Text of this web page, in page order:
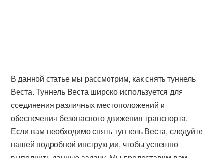
В данной статье мы рассмотрим, как снять туннель
Веста. Туннель Веста широко используется для
соединения различных местоположений и
обеспечения безопасного движения транспорта.
Если вам необходимо снять туннель Веста, следуйте
нашей подробной инструкции, чтобы успешно